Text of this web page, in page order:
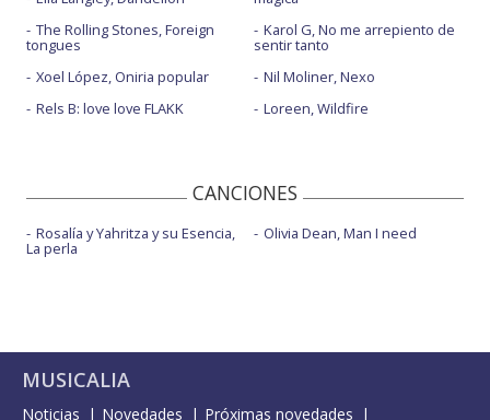
The Rolling Stones, Foreign
tongues
Xoel López, Oniria popular
Rels B: love love FLAKK
Karol G, No me arrepiento de
sentir tanto
Nil Moliner, Nexo
Loreen, Wildfire
CANCIONES
Rosalía y Yahritza y su Esencia,
La perla
Olivia Dean, Man I need
MUSICALIA
Noticias Novedades
Próximas novedades